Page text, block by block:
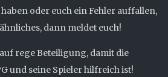
oder euch ein Fehler auffallen,
dann meldet euch!
rege Beteiligung, damit die
und seine Spieler hilfreich ist!